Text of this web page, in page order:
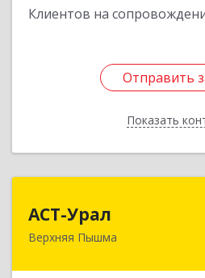
Клиентов на
Отправить
Показать
Отправить
Назад
АСТ-Урал
Верхняя Пышма
624090, Свердловская